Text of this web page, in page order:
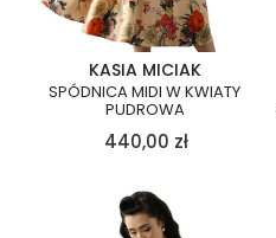
KASIA MICIAK
SPÓDNICA MIDI W KWIATY
PUDROWA
440,00 zł